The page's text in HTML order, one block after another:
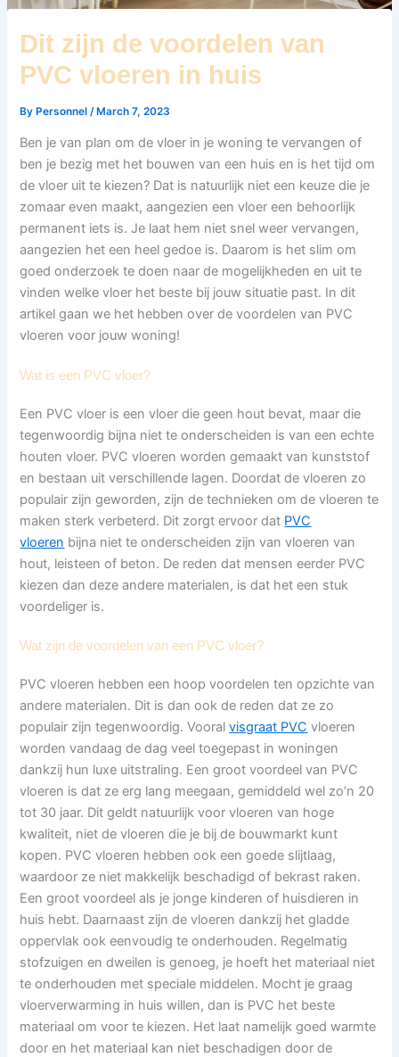
Dit zijn de voordelen van
PVC vloeren in huis
ByPersonnel/March 7, 2023
Ben je van plan om de vloer in je woning te vervangen of
ben je bezig met het bouwen van een huis en is het tijd om
de vloer uit te kiezen? Dat is natuurlijk niet een keuze die je
zomaar even maakt, aangezien een vloer een behoorlijk
permanent iets is. Je laat hem niet snel weer vervangen,
aangezien het een heel gedoe is. Daarom is het slim om
goed onderzoek te doen naar de mogelijkheden en uit te
vinden welke vloer het beste bij jouw situatie past. In dit
artikel gaan we het hebben over de voordelen van PVC
vloeren voor jouw woning!
Wat is een PVC vloer?
Een PVC vloer is een vloer die geen hout bevat, maar die
tegenwoordig bijna niet te onderscheiden is van een echte
houten vloer. PVC vloeren worden gemaakt van kunststof
en bestaan uit verschillende lagen. Doordat de vloeren zo
populair zijn geworden, zijn de technieken om de vloeren te
maken sterk verbeterd. Dit zorgt ervoor dat PVC
vloeren bijna niet te onderscheiden zijn van vloeren van
hout, leisteen of beton. De reden dat mensen eerder PVC
kiezen dan deze andere materialen, is dat het een stuk
voordeliger is.
Wat zijn de voordelen van een PVC vloer?
PVC vloeren hebben een hoop voordelen ten opzichte van
andere materialen. Dit is dan ook de reden dat ze zo
populair zijn tegenwoordig. Vooralvisgraat PVC vloeren
worden vandaag de dag veel toegepast in woningen
dankzij hun luxe uitstraling. Een groot voordeel van PVC
vloeren is dat ze erg lang meegaan, gemiddeld wel zo’n 20
tot 30 jaar. Dit geldt natuurlijk voor vloeren van hoge
kwaliteit, niet de vloeren die je bij de bouwmarkt kunt
kopen. PVC vloeren hebben ook een goede slijtlaag,
waardoor ze niet makkelijk beschadigd of bekrast raken.
Een groot voordeel als je jonge kinderen of huisdieren in
huis hebt. Daarnaast zijn de vloeren dankzij het gladde
oppervlak ook eenvoudig te onderhouden. Regelmatig
stofzuigen en dweilen is genoeg, je hoeft het materiaal niet
te onderhouden met speciale middelen. Mocht je graag
vloerverwarming in huis willen, dan is PVC het beste
materiaal om voor te kiezen. Het laat namelijk goed warmte
door en het materiaal kan niet beschadigen door de